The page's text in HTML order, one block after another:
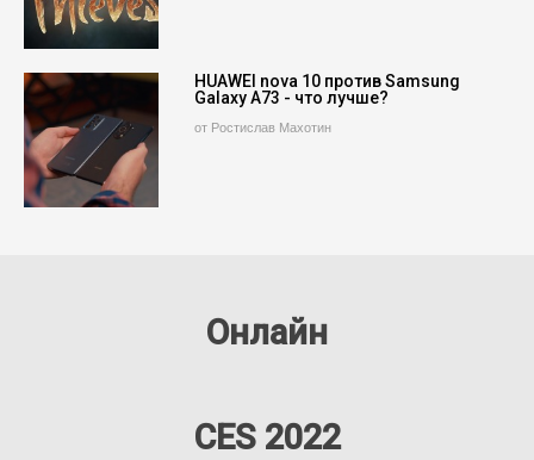
HUAWEI nova 10 против Samsung
Galaxy A73 - что лучше?
от Ростислав Махотин
Онлайн
CES 2022